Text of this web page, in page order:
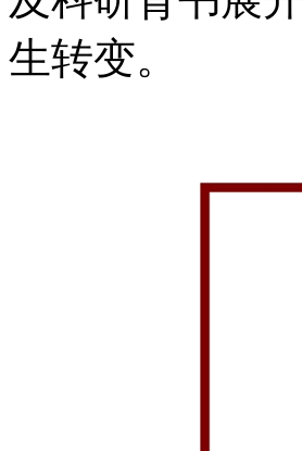
生转变。